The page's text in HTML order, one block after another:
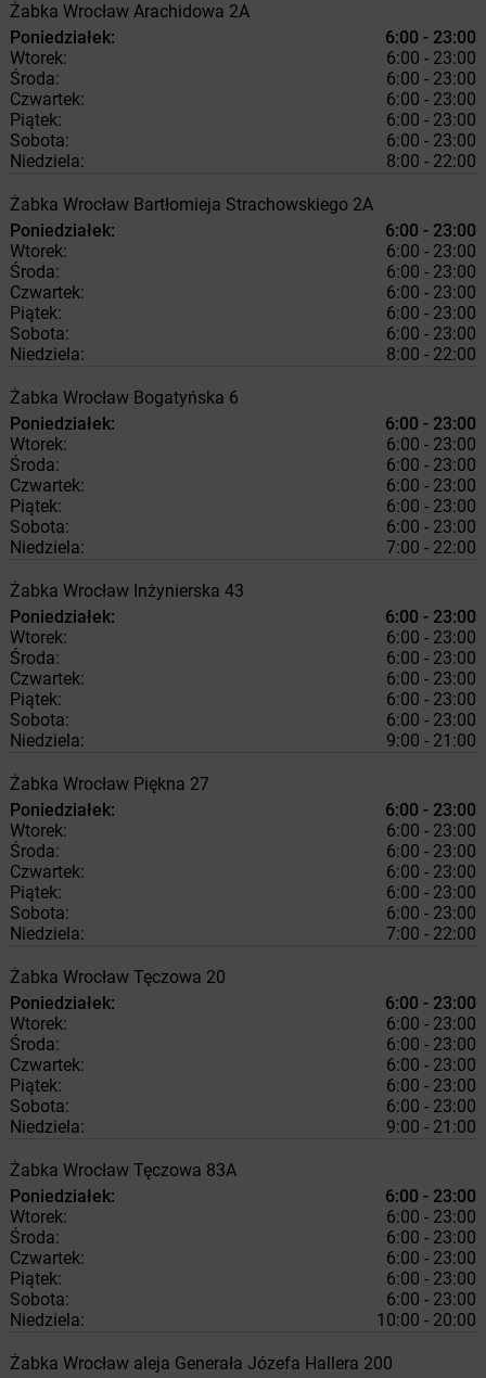
Żabka Wrocław Arachidowa 2A
Poniedziałek:
6:00 - 23:00
Wtorek:
6:00 - 23:00
Środa:
6:00 - 23:00
Czwartek:
6:00 - 23:00
Piątek:
6:00 - 23:00
Sobota:
6:00 - 23:00
Niedziela:
8:00 - 22:00
Żabka Wrocław Bartłomieja Strachowskiego 2A
Poniedziałek:
6:00 - 23:00
Wtorek:
6:00 - 23:00
Środa:
6:00 - 23:00
Czwartek:
6:00 - 23:00
Piątek:
6:00 - 23:00
Sobota:
6:00 - 23:00
Niedziela:
8:00 - 22:00
Żabka Wrocław Bogatyńska 6
Poniedziałek:
6:00 - 23:00
Wtorek:
6:00 - 23:00
Środa:
6:00 - 23:00
Czwartek:
6:00 - 23:00
Piątek:
6:00 - 23:00
Sobota:
6:00 - 23:00
Niedziela:
7:00 - 22:00
Żabka Wrocław Inżynierska 43
Poniedziałek:
6:00 - 23:00
Wtorek:
6:00 - 23:00
Środa:
6:00 - 23:00
Czwartek:
6:00 - 23:00
Piątek:
6:00 - 23:00
Sobota:
6:00 - 23:00
Niedziela:
9:00 - 21:00
Żabka Wrocław Piękna 27
Poniedziałek:
6:00 - 23:00
Wtorek:
6:00 - 23:00
Środa:
6:00 - 23:00
Czwartek:
6:00 - 23:00
Piątek:
6:00 - 23:00
Sobota:
6:00 - 23:00
Niedziela:
7:00 - 22:00
Żabka Wrocław Tęczowa 20
Poniedziałek:
6:00 - 23:00
Wtorek:
6:00 - 23:00
Środa:
6:00 - 23:00
Czwartek:
6:00 - 23:00
Piątek:
6:00 - 23:00
Sobota:
6:00 - 23:00
Niedziela:
9:00 - 21:00
Żabka Wrocław Tęczowa 83A
Poniedziałek:
6:00 - 23:00
Wtorek:
6:00 - 23:00
Środa:
6:00 - 23:00
Czwartek:
6:00 - 23:00
Piątek:
6:00 - 23:00
Sobota:
6:00 - 23:00
Niedziela:
10:00 - 20:00
Żabka Wrocław aleja Generała Józefa Hallera 200